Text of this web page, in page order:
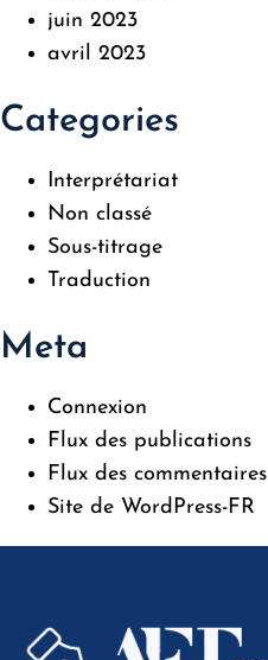
juin 2023
avril 2023
Categories
Interprétariat
Non classé
Sous-titrage
Traduction
Meta
Connexion
Flux des publications
Flux des commentaires
Site de WordPress-FR